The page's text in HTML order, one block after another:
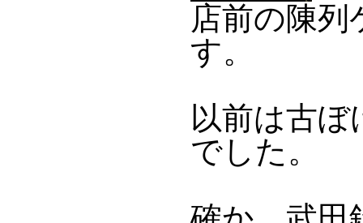
店前の陳
す。
以前は古ぼ
でした。